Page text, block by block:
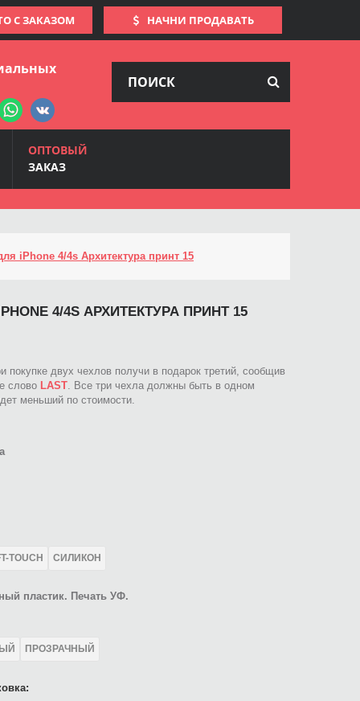
С ЗАКАЗОМ НАЧНИ ПРОДАВАТЬ
ОПТОВЫЙ
ЗАКАЗ
iPhone 4/4s Архитектура принт 15
4/4S АРХИТЕКТУРА ПРИНТ 15
покупке двух чехлов получи в подарок третий, сообщив
слово LAST. Все три чехла должны быть в одном
меньший по стоимости.
TOUCH СИЛИКОН
пластик. Печать УФ.
ПРОЗРАЧНЫЙ